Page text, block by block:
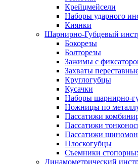
Крейцмейсели
Наборы ударного
Киянки
Шарнирно-Губцевый
Бокорезы
Болторезы
Зажимы с
Захваты
Круглогубцы
Кусачки
Наборы шарнирно-
Ножницы по
Пассатижи
Пассатижи
Пассатижи
Плоскогубцы
Съемники
Динамометрический